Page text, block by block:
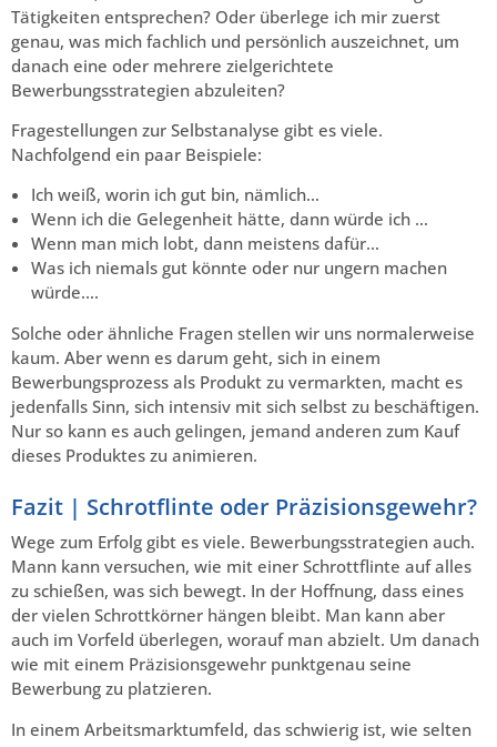
Tätigkeiten entsprechen? Oder überlege ich mir zuerst
genau, was mich fachlich und persönlich auszeichnet, um
danach eine oder mehrere zielgerichtete
Bewerbungsstrategien abzuleiten?
Fragestellungen zur Selbstanalyse gibt es viele.
Nachfolgend ein paar Beispiele:
Ich weiß, worin ich gut bin, nämlich…
Wenn ich die Gelegenheit hätte, dann würde ich …
Wenn man mich lobt, dann meistens dafür…
Was ich niemals gut könnte oder nur ungern machen
würde….
Solche oder ähnliche Fragen stellen wir uns normalerweise
kaum. Aber wenn es darum geht, sich in einem
Bewerbungsprozess als Produkt zu vermarkten, macht es
jedenfalls Sinn, sich intensiv mit sich selbst zu beschäftigen.
Nur so kann es auch gelingen, jemand anderen zum Kauf
dieses Produktes zu animieren.
Fazit | Schrotflinte oder Präzisionsgewehr?
Wege zum Erfolg gibt es viele. Bewerbungsstrategien auch.
Mann kann versuchen, wie mit einer Schrottflinte auf alles
zu schießen, was sich bewegt. In der Hoffnung, dass eines
der vielen Schrottkörner hängen bleibt. Man kann aber
auch im Vorfeld überlegen, worauf man abzielt. Um danach
wie mit einem Präzisionsgewehr punktgenau seine
Bewerbung zu platzieren.
In einem Arbeitsmarktumfeld, das schwierig ist, wie selten